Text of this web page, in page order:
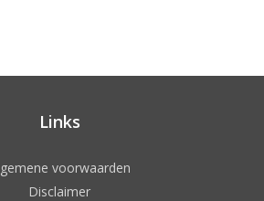
Links
voorwaarden
Disclaimer